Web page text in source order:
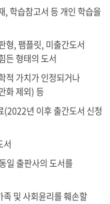
, 학습참고서 등 개인 학습을
형, 팸플릿, 미출간도서
든 형태의 도서
적 가치가 인정되거나
화 제외) 등
(2022년 이후 출간도서 신청
서
일 출판사의 도서를
및 사회윤리를 훼손할